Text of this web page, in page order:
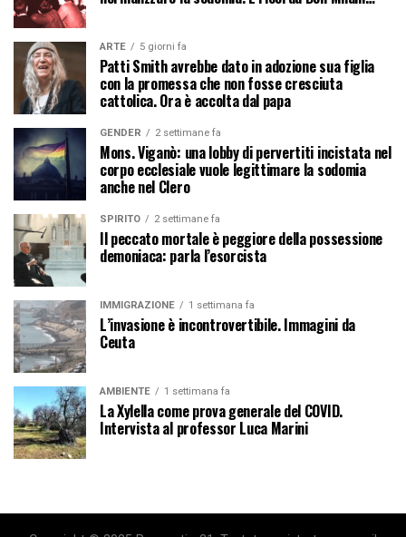
ARTE 5 giorni fa
Patti Smith avrebbe dato in adozione sua figlia
con la promessa che non fosse cresciuta
cattolica. Ora è accolta dal papa
GENDER 2 settimane fa
Mons. Viganò: una lobby di pervertiti incistata nel
corpo ecclesiale vuole legittimare la sodomia
anche nel Clero
SPIRITO 2 settimane fa
Il peccato mortale è peggiore della possessione
demoniaca: parla l’esorcista
IMMIGRAZIONE 1 settimana fa
L’invasione è incontrovertibile. Immagini da
Ceuta
AMBIENTE 1 settimana fa
La Xylella come prova generale del COVID.
Intervista al professor Luca Marini